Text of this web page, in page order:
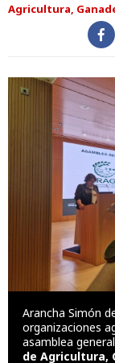
Agricultura,
Arancha Simón
organizaciones
asamblea
de Agricultura,